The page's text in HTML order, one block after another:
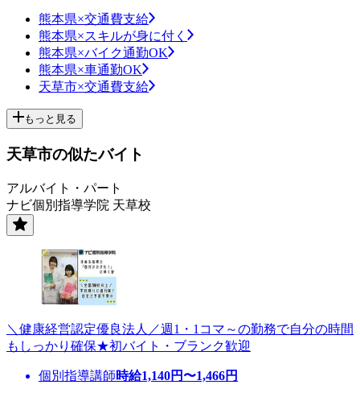
熊本県×交通費支給
熊本県×スキルが身に付く
熊本県×バイク通勤OK
熊本県×車通勤OK
天草市×交通費支給
もっと見る
天草市の似たバイト
アルバイト・パート
ナビ個別指導学院 天草校
＼健康経営認定優良法人／週1・1コマ～の勤務で自分の時間
もしっかり確保★初バイト・ブランク歓迎
個別指導講師時給1,140円〜1,466円